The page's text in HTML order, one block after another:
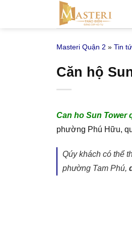
Masteri Quận 2 » Tin
Căn hộ
Can ho Sun Tower
phường Phú Hữu,
Qúy khách có thể
phường Tam Phú,